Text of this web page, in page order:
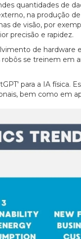
quantidades de
na produção
de visão, por
precisão e rapidez.
de hardware
se treinem em
para a IA física.
bem como em